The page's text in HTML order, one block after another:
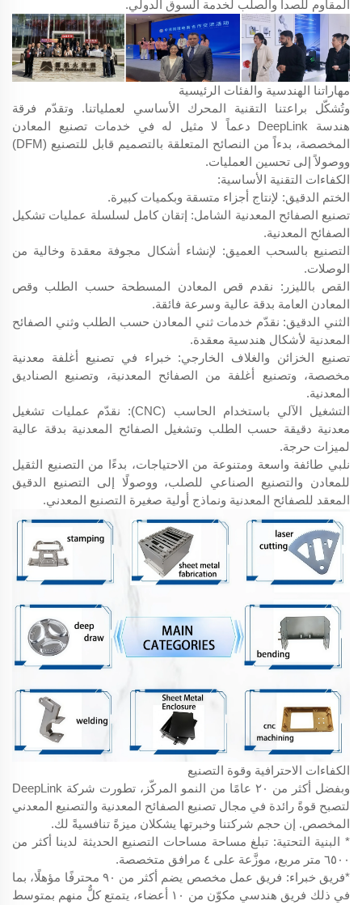
المقاوم للصدأ والصلب لخدمة السوق الدولي.
مهاراتنا الهندسية والفئات الرئيسية
وتُشكّل براعتنا التقنية المحرك الأساسي لعملياتنا. وتقدّم فرقة
هندسة DeepLink دعماً لا مثيل له في خدمات تصنيع المعادن
المخصصة، بدءاً من النصائح المتعلقة بالتصميم قابل للتصنيع (DFM)
ووصولاً إلى تحسين العمليات.
الكفاءات التقنية الأساسية:
الختم الدقيق: لإنتاج أجزاء متسقة وبكميات كبيرة.
تصنيع الصفائح المعدنية الشامل: إتقان كامل لسلسلة عمليات تشكيل
الصفائح المعدنية.
التصنيع بالسحب العميق: لإنشاء أشكال مجوفة معقدة وخالية من
الوصلات.
القص بالليزر: نقدم قص المعادن المسطحة حسب الطلب وقص
المعادن العامة بدقة عالية وسرعة فائقة.
الثني الدقيق: نقدّم خدمات ثني المعادن حسب الطلب وثني الصفائح
المعدنية لأشكال هندسية معقدة.
تصنيع الخزائن والغلاف الخارجي: خبراء في تصنيع أغلفة معدنية
مخصصة، وتصنيع أغلفة من الصفائح المعدنية، وتصنيع الصناديق
المعدنية.
التشغيل الآلي باستخدام الحاسب (CNC): نقدّم عمليات تشغيل
معدنية دقيقة حسب الطلب وتشغيل الصفائح المعدنية بدقة عالية
لميزات حرجة.
نلبي طائفة واسعة ومتنوعة من الاحتياجات، بدءًا من التصنيع الثقيل
للمعادن والتصنيع الصناعي للصلب، ووصولًا إلى التصنيع الدقيق
المعقد للصفائح المعدنية ونماذج أولية صغيرة التصنيع المعدني.
الكفاءات الاحترافية وقوة التصنيع
وبفضل أكثر من ٢٠ عامًا من النمو المركّز، تطورت شركة DeepLink
لتصبح قوةً رائدة في مجال تصنيع الصفائح المعدنية والتصنيع المعدني
المخصص. إن حجم شركتنا وخبرتها يشكلان ميزةً تنافسيةً لك.
* البنية التحتية: تبلغ مساحة مساحات التصنيع الحديثة لدينا أكثر من
٦٥٠٠ متر مربع، موزَّعة على ٤ مرافق متخصصة.
*فريق خبراء: فريق عمل مخصص يضم أكثر من ٩٠ محترفًا مؤهلًا، بما
في ذلك فريق هندسي مكوّن من ١٠ أعضاء، يتمتع كلٌّ منهم بمتوسط